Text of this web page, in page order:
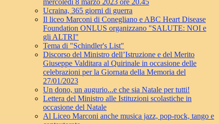
mercoledì 8 marzo 2023 ore 20.45
Ucraina, 365 giorni di guerra
Il liceo Marconi di Conegliano e ABC Heart Disease
Foundation ONLUS organizzano "SALUTE: NOI e
gli ALTRI"
Tema di "Schindler's List"
Discorso del Ministro dell’Istruzione e del Merito
Giuseppe Valditara al Quirinale in occasione delle
celebrazioni per la Giornata della Memoria del
27/01/2023
Un dono, un augurio...e che sia Natale per tutti!
Lettera del Ministro alle Istituzioni scolastiche in
occasione del Natale
Al Liceo Marconi anche musica jazz, pop-rock, tango e